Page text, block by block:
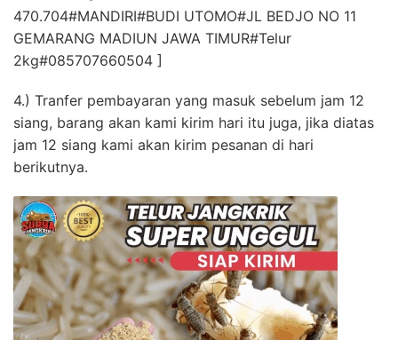
470.704#MANDIRI#BUDI UTOMO#JL BEDJO NO 11
GEMARANG MADIUN JAWA TIMUR#Telur
2kg#085707660504 ]
4.) Tranfer pembayaran yang masuk sebelum jam 12
siang, barang akan kami kirim hari itu juga, jika diatas
jam 12 siang kami akan kirim pesanan di hari
berikutnya.